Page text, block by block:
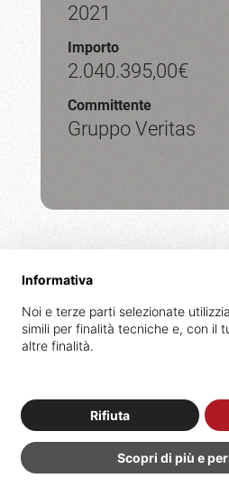
2021
Importo
2.040.395,00€
Committente
Gruppo Veritas
Soranzo
Informativa
Noi e terze parti selezionate
simili per finalità tecniche e, con il
altre finalità.
Scopri di più e
Rifiuta